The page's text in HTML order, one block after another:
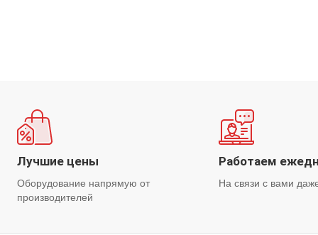
Лучшие цены
Оборудование напрямую от
производителей
Работаем
На связи с вами